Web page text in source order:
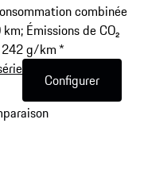
combinée
Émissions de CO₂
242 g/km *
Configurer